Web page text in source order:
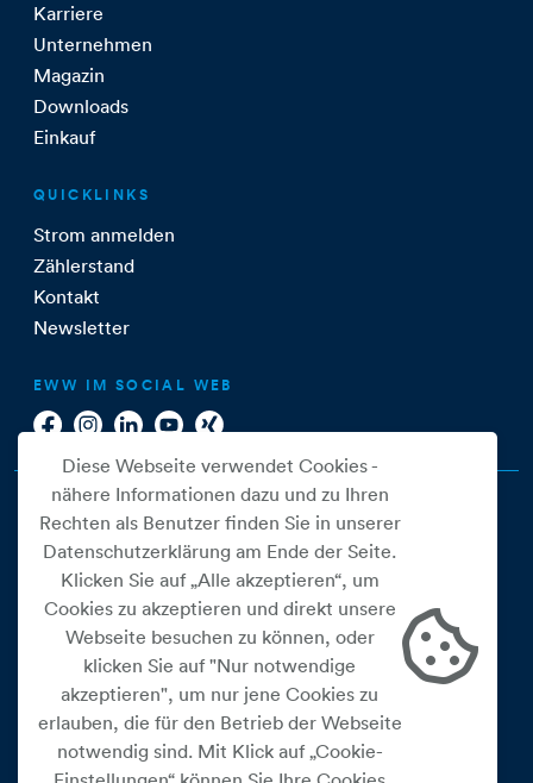
Karriere
Unternehmen
Magazin
Downloads
Einkauf
QUICKLINKS
Strom anmelden
Zählerstand
Kontakt
Newsletter
EWW IM SOCIAL WEB
Cookie Einstellungen
Datenschutz
Impressum
Diese Webseite verwendet Cookies -
nähere Informationen dazu und zu Ihren
Rechten als Benutzer finden Sie in unserer
Datenschutzerklärung am Ende der Seite.
Klicken Sie auf „Alle akzeptieren“, um
Cookies zu akzeptieren und direkt unsere
Webseite besuchen zu können, oder
klicken Sie auf "Nur notwendige
akzeptieren", um nur jene Cookies zu
erlauben, die für den Betrieb der Webseite
notwendig sind. Mit Klick auf „Cookie-